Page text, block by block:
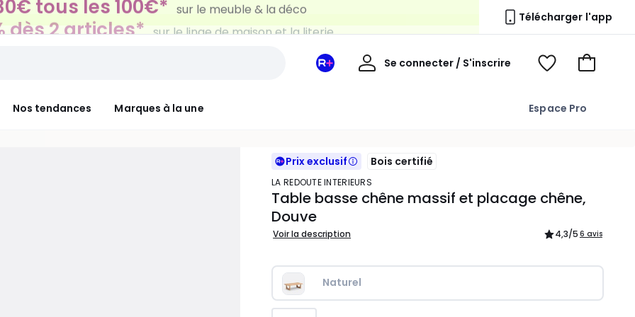
dès 2 articles* sur le linge de maison et la literie Télécharger l'app
Nos tendances Marques à la une Espace Pro
Mon
Se connecter / S'inscrire
Mon
Voir
Voir
Prix exclusif Bois certifié
LA REDOUTE INTERIEURS
Table basse chêne massif et placage chêne,
Douve
Voir la description 4,3/5 6 avis
Naturel